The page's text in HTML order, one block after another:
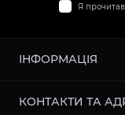
Я прочитав
ІНФОРМАЦІЯ
Доставка та оплата
КОНТАКТИ ТА